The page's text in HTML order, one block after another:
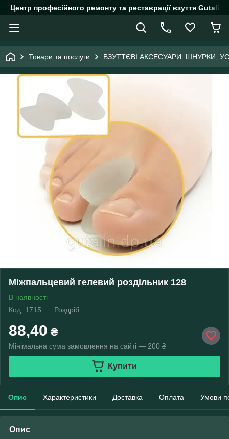
Центр професійного ремонту та реставрації взуття
Товари та послуги ВЗУТТЄВІ АКСЕСУАРИ: ШНУРКИ,
Міжпальцевий гелевий роздільник 128
В наявності
Код: 1715
Роздріб
88,40 ₴
Мінімальна сума замовлення на сайті — 200 ₴
Купити
Опис Характеристики Доставка Оплата Умови
Опис